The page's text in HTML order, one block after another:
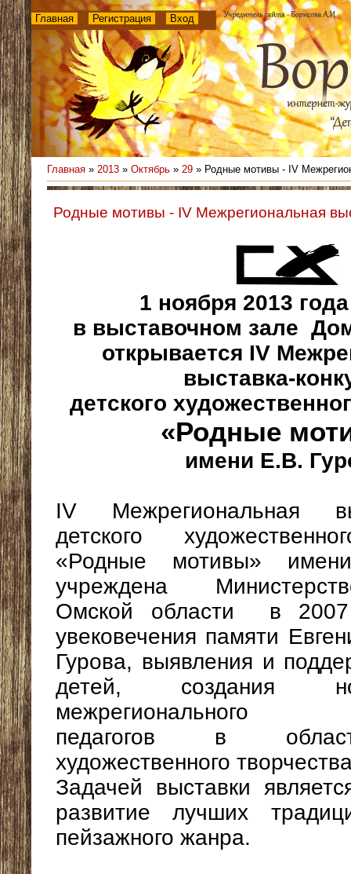
Главная Регистрация Вход
Главная » 2013 » Октябрь » 29 » Родные мотивы - IV
Родные мотивы - IV Межрегиональная
1 ноября 2013
в выставочном зале
открывается IV
выставка-
детского
«Родные
имени Е.В.
IV Межрегиональная
детского
«Родные мотивы»
учреждена
Омской области в
увековечения памяти
Гурова, выявления и
детей, создания
межрегионального
педагогов в
художественного
Задачей выставки
развитие лучших
пейзажного жанра.